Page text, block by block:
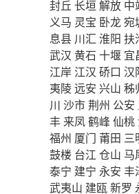
封丘 长垣解放 中
义马 灵宝 卧龙宛
息县 川汇 淮阳 扶
武汉 黄石 十堰 宜
江岸 江汉 硚口 汉
夷陵远安 兴山 秭
川 沙市荆州 公安
丰 来凤鹤峰 仙桃
福州 厦门 莆田 三
鼓楼 台江 仓山 马
泰宁 建宁 永安 丰
武夷山 建瓯新罗